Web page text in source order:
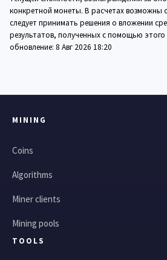
конкретной монеты. В расчетах возможны
следует принимать решения о вложении
результатов, полученных с помощью этого
обновление: 8 Авг 2026 18:20
MINING
Coins
Algorithms
Miner clients
Mining pools
TOOLS